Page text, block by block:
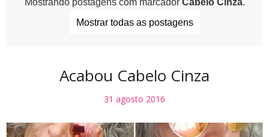
Mostrando postagens com marcador Cabelo Cinza.
Mostrar todas as postagens
Acabou Cabelo Cinza
31 agosto 2016